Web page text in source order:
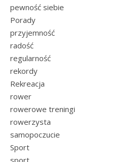
pewność siebie
Porady
przyjemność
radość
regularność
rekordy
Rekreacja
rower
rowerowe treningi
rowerzysta
samopoczucie
Sport
sport